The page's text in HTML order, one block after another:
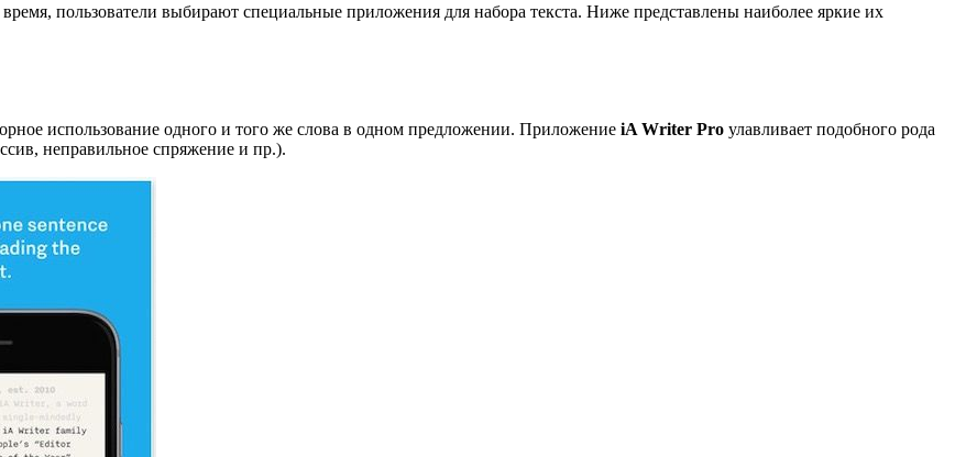
пользователи выбирают специальные приложения для набора текста. Ниже представлены наиболее яркие их
использование одного и того же слова в одном предложении. Приложение iA Writer Pro улавливает подобного рода
неправильное спряжение и пр.).